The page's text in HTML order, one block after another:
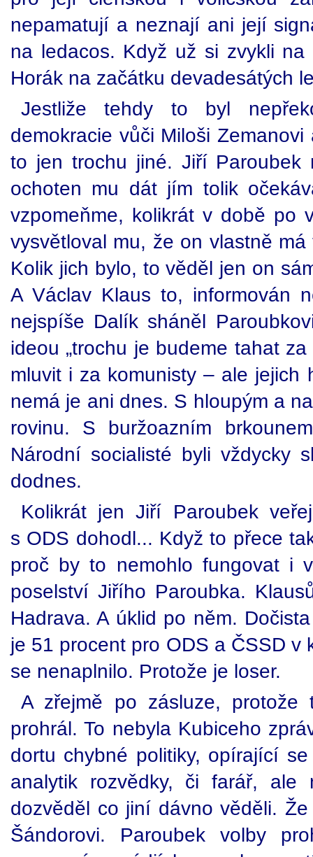
nepamatují a neznají ani její
na ledacos. Když už si zvykli
Horák na začátku devadesátých
Jestliže tehdy to byl
demokracie vůči Miloši
to jen trochu jiné. Jiří Paroubek
ochoten mu dát jím tolik
vzpomeňme, kolikrát v době po
vysvětloval mu, že on vlastně
Kolik jich bylo, to věděl jen on
A Václav Klaus to, informován
nejspíše Dalík sháněl
ideou „trochu je budeme tahat
mluvit i za komunisty – ale jejich
nemá je ani dnes. S hloupým a
rovinu. S buržoazním
Národní socialisté byli vždycky
dodnes.
Kolikrát jen Jiří Paroubek
s ODS dohodl... Když to přece
proč by to nemohlo fungovat i
poselství Jiřího Paroubka.
Hadrava. A úklid po něm.
je 51 procent pro ODS a ČSSD v
se nenaplnilo. Protože je loser.
A zřejmě po zásluze,
prohrál. To nebyla Kubiceho
dortu chybné politiky, opírající
analytik rozvědky, či farář,
dozvěděl co jiní dávno věděli.
Šándorovi. Paroubek volby